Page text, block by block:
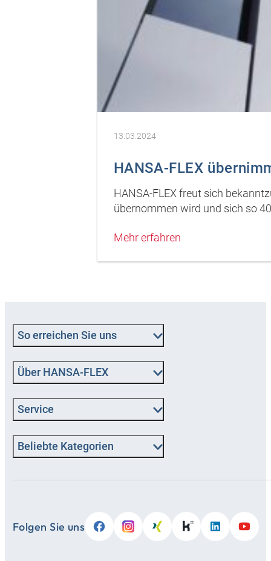
13.03.2024
HANSA-FLEX
HANSA-FLEX freut sich
übernommen wird und sich so
Mehr erfahren
So erreichen Sie uns
Über HANSA‑FLEX
Service
Beliebte Kategorien
Folgen Sie uns